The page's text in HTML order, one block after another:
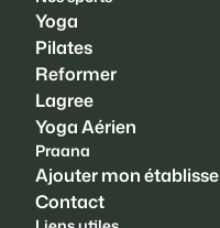
Yoga
Pilates
Reformer
Lagree
Yoga Aérien
Praana
Ajouter mon
Contact